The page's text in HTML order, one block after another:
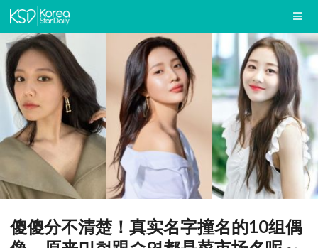
傻傻分不清楚！真实名字撞名的10组偶